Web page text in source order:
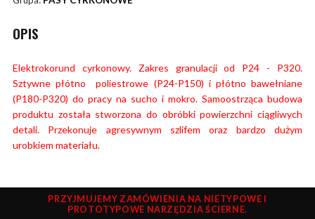
OPIS
Elektrokorund cyrkonowy. Zakres granulacji od P24 - P320.
Sztywne płótno poliestrowe (P24-P150) i płótno bawełniane
(P180-P320) do pracy na sucho i mokro. Samoostrząca budowa
produktu została stworzona do obróbki powierzchni ciągliwych
detali. Przekonuje agresywnym szlifem oraz bardzo dużym
urobkiem materiału.
PRZYJMUJEMY ZAMÓWIENIA NA NIETYPOWE I
PROTOTYPOWE NARZĘDZIA ŚCIERNE.